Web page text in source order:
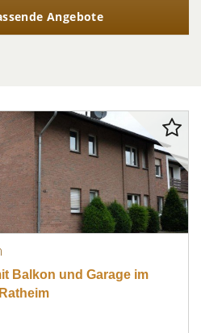
Angebote
Balkon und Garage im